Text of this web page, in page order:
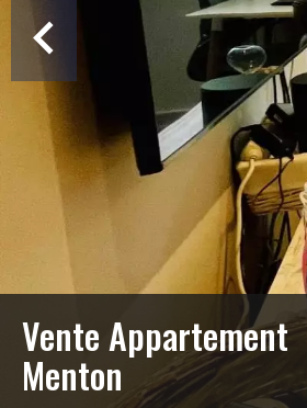
Vente Appartement
Menton